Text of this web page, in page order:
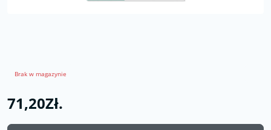
Brak w magazynie
71,20Zł.